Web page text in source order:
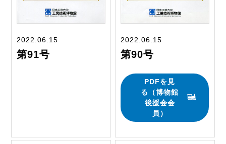
2022.06.15
第91号
2022.06.15
第90号
PDFを見
る（博物館
後援会会
員）